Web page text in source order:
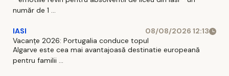
număr de 1 ...
IASI
08/08/2026 12:13
Vacanțe 2026: Portugalia conduce topul
Algarve este cea mai avantajoasă destinatie europeană
pentru familii ...